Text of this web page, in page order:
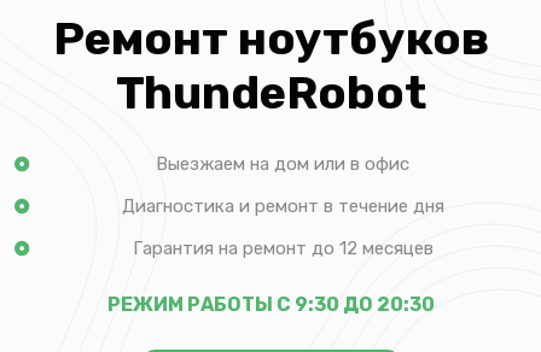
Ремонт ноутбуков
ThundeRobot
Выезжаем на дом или в офис
Диагностика и ремонт в течение дня
Гарантия на ремонт до 12 месяцев
РЕЖИМ РАБОТЫ С 9:30 ДО 20:30